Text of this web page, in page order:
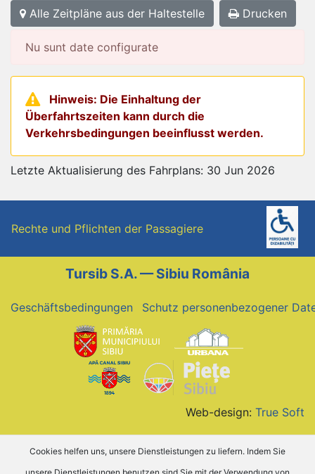
Alle Zeitpläne aus der Haltestelle Drucken
Nu sunt date configurate
Hinweis: Die Einhaltung der
Überfahrtszeiten kann durch die
Verkehrsbedingungen beeinflusst werden.
Letzte Aktualisierung des Fahrplans: 30 Jun 2026
Rechte und Pflichten der Passagiere
Tursib S.A. — Sibiu România
Geschäftsbedingungen Schutz personenbezogener
Web-design: True Soft
Cookies helfen uns, unsere Dienstleistungen zu liefern. Indem Sie